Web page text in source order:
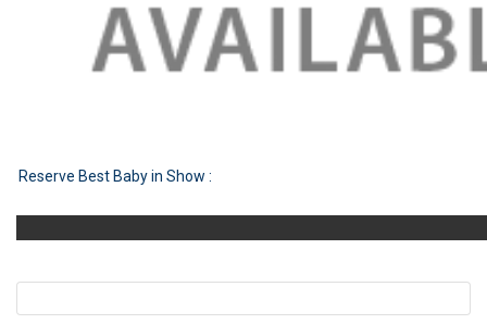
Reserve Best Baby in Show :